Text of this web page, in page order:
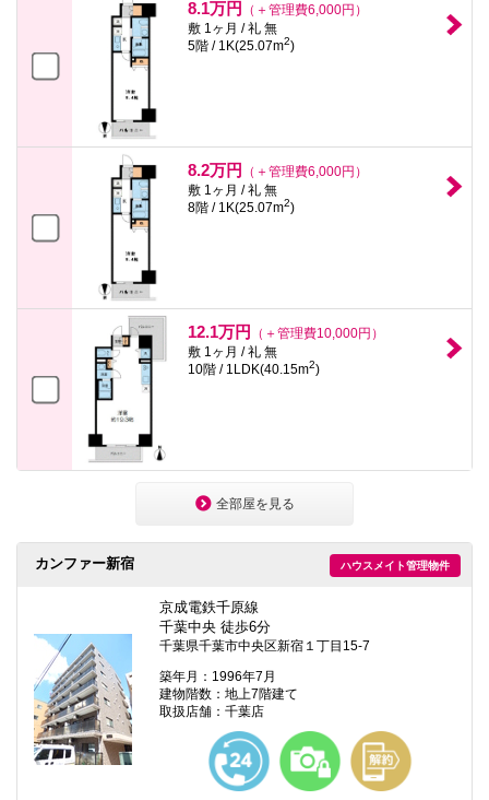
8.1万円
（＋管理費6,000円）
敷 1ヶ月 / 礼 無
5階 / 1K(25.07m2)
8.2万円
（＋管理費6,000円）
敷 1ヶ月 / 礼 無
8階 / 1K(25.07m2)
12.1万円
（＋管理費10,000円）
敷 1ヶ月 / 礼 無
10階 / 1LDK(40.15m2)
全部屋を見る
ハウスメイト管理物件
カンファー新宿
京成電鉄千原線
千葉中央 徒歩6分
千葉県千葉市中央区新宿１丁目15-7
築年月：1996年7月
建物階数：地上7階建て
取扱店舗：千葉店